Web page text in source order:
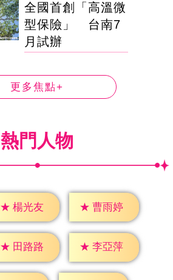
全國首創「高溫微
型保險」 台南7
月試辦
更多焦點+
熱門人物
★ 楊光友 ★ 曹雨婷
★ 田路路 ★ 李亞萍